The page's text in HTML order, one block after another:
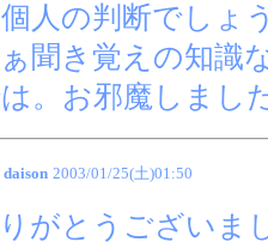
人の判断でしょ
聞き覚えの知識
。お邪魔しまし
daison 2003/01/25(土)01:50
がとうございま